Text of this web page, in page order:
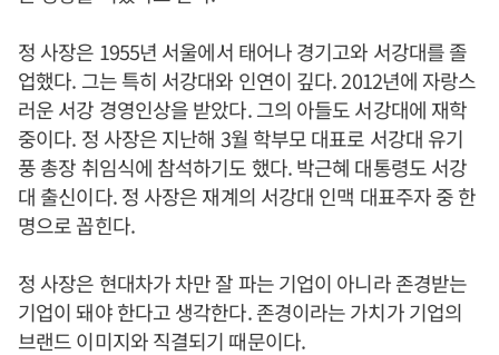
정 사장은 1955년 서울에서 태어나 경기고와 서강대를 졸
업했다. 그는 특히 서강대와 인연이 깊다. 2012년에 자랑스
러운 서강 경영인상을 받았다. 그의 아들도 서강대에 재학
중이다. 정 사장은 지난해 3월 학부모 대표로 서강대 유기
풍 총장 취임식에 참석하기도 했다. 박근혜 대통령도 서강
대 출신이다. 정 사장은 재계의 서강대 인맥 대표주자 중 한
명으로 꼽힌다.
정 사장은 현대차가 차만 잘 파는 기업이 아니라 존경받는
기업이 돼야 한다고 생각한다. 존경이라는 가치가 기업의
브랜드 이미지와 직결되기 때문이다.